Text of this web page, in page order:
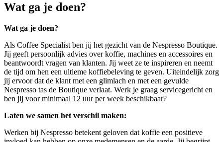
Wat ga je doen?
Wat ga je doen?
Als Coffee Specialist ben jij het gezicht van de Nespresso Boutique.
Jij geeft persoonlijk advies over koffie, machines en accessoires en
beantwoordt vragen van klanten. Jij weet ze te inspireren en neemt
de tijd om hen een ultieme koffiebeleving te geven. Uiteindelijk zorg
jij ervoor dat de klant met een glimlach en met een gevulde
Nespresso tas de Boutique verlaat. Werk je graag servicegericht en
ben jij voor minimaal 12 uur per week beschikbaar?
Laten we samen het verschil maken:
Werken bij Nespresso betekent geloven dat koffie een positieve